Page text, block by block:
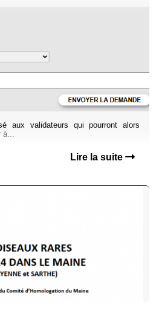
aux validateurs qui pourront alors
à...
Lire la suite